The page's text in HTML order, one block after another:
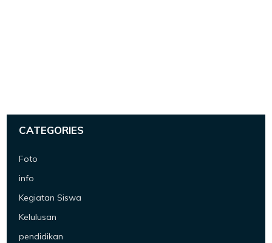
CATEGORIES
Foto
info
Kegiatan Siswa
Kelulusan
pendidikan